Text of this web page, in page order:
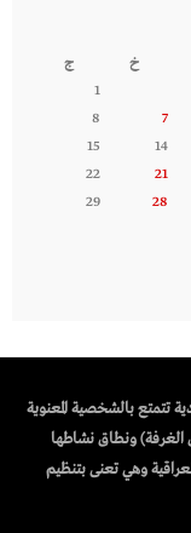
خ
ج
1
7
8
14
15
21
22
28
29
منظمة اقتصادية تتمتع بالشخصية المعنوية
الغرفة) ونطاق نشاطها
وهي تعنى بتنظيم